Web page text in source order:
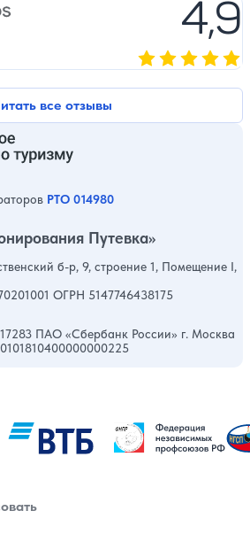
все отзывы
4,9
РТО 014980
Путевка»
б-р, 9, строение 1, Помещение I,
ОГРН 5147746438175
ПАО «Сбербанк России» г. Москва